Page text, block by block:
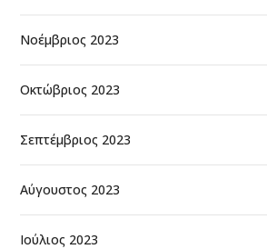
Νοέμβριος 2023
Οκτώβριος 2023
Σεπτέμβριος 2023
Αύγουστος 2023
Ιούλιος 2023